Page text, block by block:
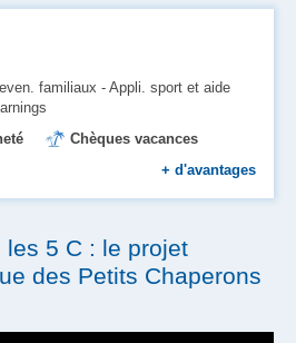
familiaux - Appli. sport et aide
Chèques vacances
et à l'installation
+ d'avantages
les 5 C : le projet
des Petits Chaperons